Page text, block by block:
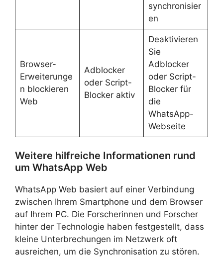
synchronisier
en
Browser-
Erweiterunge
n blockieren
Web
Adblocker
oder Script-
Blocker aktiv
Deaktivieren
Sie
Adblocker
oder Script-
Blocker für
die
WhatsApp-
Webseite
Weitere hilfreiche Informationen rund
um WhatsApp Web
WhatsApp Web basiert auf einer Verbindung
zwischen Ihrem Smartphone und dem Browser
auf Ihrem PC. Die Forscherinnen und Forscher
hinter der Technologie haben festgestellt, dass
kleine Unterbrechungen im Netzwerk oft
ausreichen, um die Synchronisation zu stören.